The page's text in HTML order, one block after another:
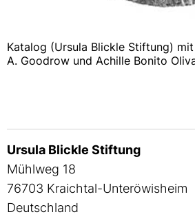
Katalog (Ursula Blickle Stiftung)
A. Goodrow und Achille Bonito
Ursula Blickle Stiftung
Mühlweg 18
76703 Kraichtal-Unteröwisheim
Deutschland